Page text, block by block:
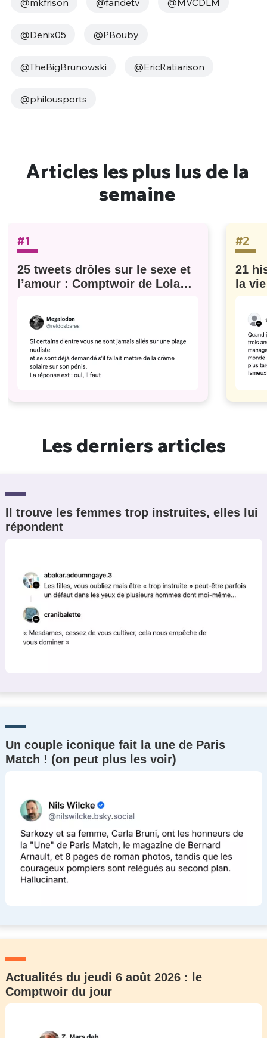
@Denix05 @PBouby
@TheBigBrunowski @EricRatiarison
@philousports
Articles les plus lus de la
semaine
#1
25 tweets drôles sur le sexe et
l’amour : Comptwoir de Lola
#2
21
la
Les derniers articles
Il trouve les femmes trop instruites, elles lui
répondent
Un couple iconique fait la une de Paris
Match ! (on peut plus les voir)
Actualités du jeudi 6 août 2026 : le
Comptwoir du jour